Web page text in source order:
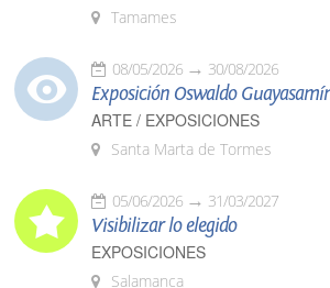
Tamames
08/05/2026 30/08/2026
Exposición Oswaldo
ARTE / EXPOSICIONES
Santa Marta de Tormes
05/06/2026 31/03/2027
Visibilizar lo elegido
EXPOSICIONES
Salamanca